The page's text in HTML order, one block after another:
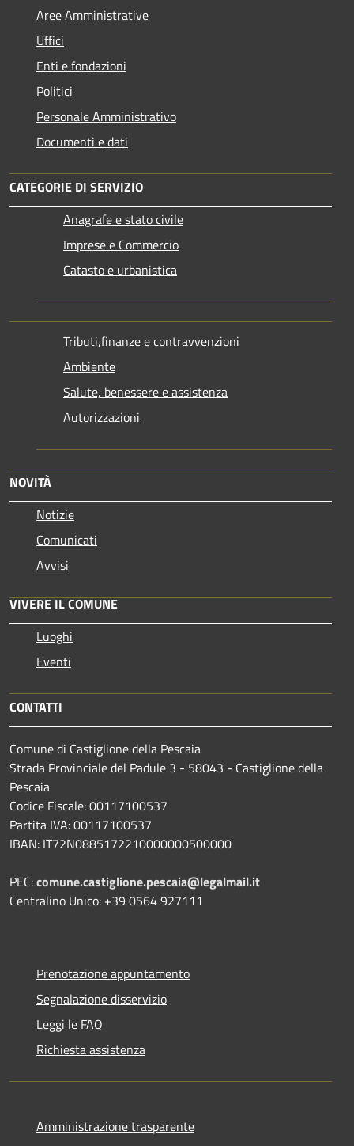
Aree Amministrative
Uffici
Enti e fondazioni
Politici
Personale Amministrativo
Documenti e dati
CATEGORIE DI SERVIZIO
Anagrafe e stato civile
Imprese e Commercio
Catasto e urbanistica
Tributi,finanze e contravvenzioni
Ambiente
Salute, benessere e assistenza
Autorizzazioni
NOVITÀ
Notizie
Comunicati
Avvisi
VIVERE IL COMUNE
Luoghi
Eventi
CONTATTI
Comune di Castiglione della Pescaia
Strada Provinciale del Padule 3 - 58043 - Castiglione della
Pescaia
Codice Fiscale: 00117100537
Partita IVA: 00117100537
IBAN: IT72N0885172210000000500000
PEC:comune.castiglione.pescaia@legalmail.it
Centralino Unico: +39 0564 927111
Prenotazione appuntamento
Segnalazione disservizio
Leggi le FAQ
Richiesta assistenza
Amministrazione trasparente